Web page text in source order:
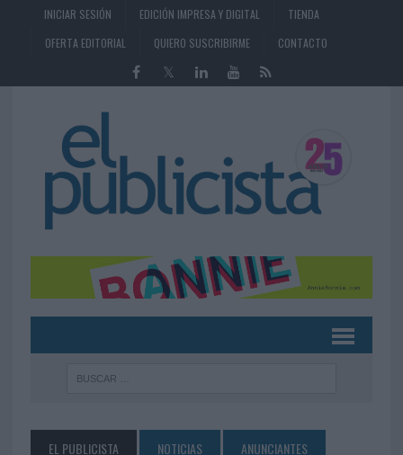
INICIAR SESIÓN EDICIÓN IMPRESA Y DIGITAL
TIENDA
OFERTA EDITORIAL
QUIERO SUSCRIBIRME CONTACTO
EL PUBLICISTA NOTICIAS ANUNCIANTES